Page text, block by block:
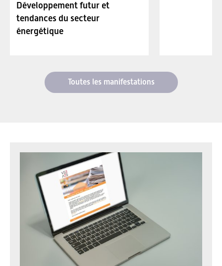
Développement futur et
tendances du secteur
énergétique
Toutes les manifestations